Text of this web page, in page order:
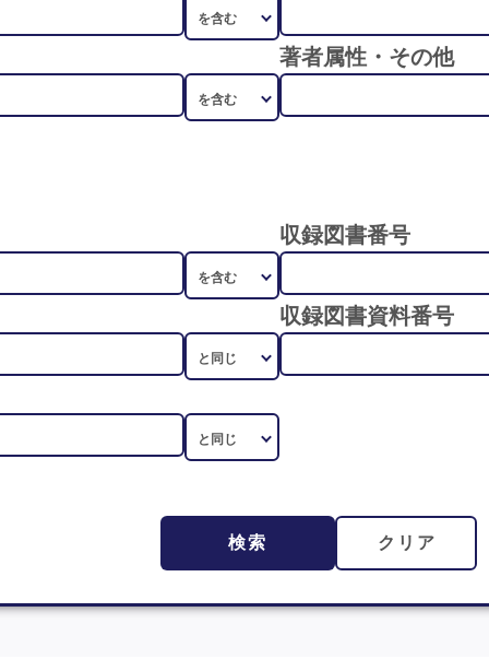
著者属性・その他
収録図書番号
収録図書資料番号
検索 クリア